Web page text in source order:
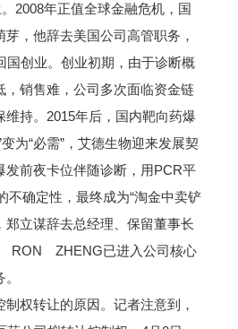
2008年正值全球金融危机，国
，他辞去美国公司高管职务，
国创业。创业初期，由于诊断概
，销售难，公司多次面临资金链
维持。2015年后，国内靶向药爆
为“必需”，艾德生物迎来发展契
发前夜卡位伴随诊断，用PCR平
不确定性，最终成为“淘金中卖铲
郑立谋辞去总经理、保留董事长
RON ZHENG已进入公司核心
权转让的原因。记者注意到，